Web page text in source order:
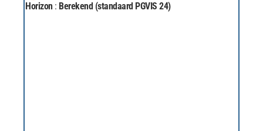
Horizon : Berekend (standaard PGVIS 24)